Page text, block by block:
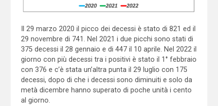
Il 29 marzo 2020 il picco dei decessi è stato di 821 ed il
29 novembre di 741. Nel 2021 i due picchi sono stati di
375 decessi il 28 gennaio e di 447 il 10 aprile. Nel 2022 il
giorno con più decessi tra i positivi è stato il 1° febbraio
con 376 e c’è stata un’altra punta il 29 luglio con 175
decessi, dopo di che i decessi sono diminuiti e solo da
metà dicembre hanno superato di poche unità i cento
al giorno.